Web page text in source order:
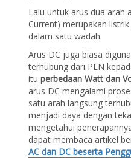
Lalu untuk arus dua arah
Current) merupakan
dalam satu wadah.
Arus DC juga biasa
terhubung dari PLN
ituperbedaan Watt dan
arus DC mengalami
satu arah langsung
menjadi daya dengan
mengetahui
dapat membaca artikel
AC dan DC beserta